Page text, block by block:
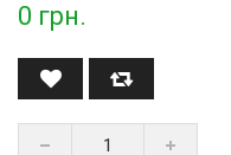
0 грн.